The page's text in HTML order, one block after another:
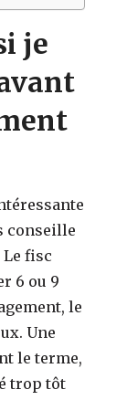
je
conseille
fisc
6 ou 9
le
Une
le terme,
trop tôt